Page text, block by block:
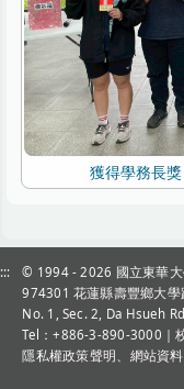
獲得學務長
::: © 1994 - 2026 國立東華
974301 花蓮縣壽豐鄉大
No. 1, Sec. 2, Da Hsueh
Tel：+886-3-890-3000 ｜
隱私權政策聲明、 網站資